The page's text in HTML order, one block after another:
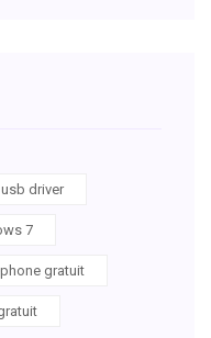
driver
7
gratuit